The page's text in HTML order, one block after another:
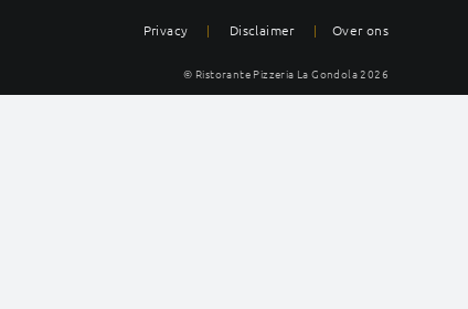
Privacy | Disclaimer | Over ons
© Ristorante Pizzeria La Gondola 2026